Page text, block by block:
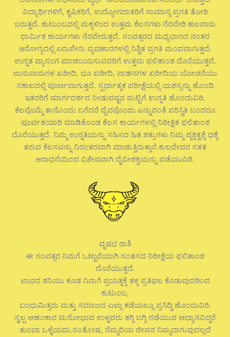
ವಿದ್ಯಾರ್ಥಿಗಳಿಗೆ, ಕೃಷಿಕರಿಗೆ, ಉದ್ಯೋಗದಾತರಿಗೆ ಸಾಮಾನ್ಯ ಪ್ರಗತಿ ತೋರಿ
ಬರುತ್ತದೆ. ಕುಟುಂಬದಲ್ಲಿ ಮಕ್ಕಳಿಂದ ಉತ್ತಮ ಕೆಲಸಗಳು ನೆರವೇರಿ ಹಲವಾರು
ಧಾರ್ಮಿಕ ಕಾರ್ಯಗಳು ನೆರವೇರುತ್ತದೆ. ಸಂವತ್ಸರದ ಮಧ್ಯಭಾಗದ ನಂತರ
ಆರೋಗ್ಯದಲ್ಲಿ ಏರುಪೇರು ವ್ಯವಹಾರಗಳಲ್ಲಿ ನಿಶ್ಚಿತ ಪ್ರಗತಿ ಮಂದವಾಗುತ್ತದೆ.
ಉನ್ನತ ವ್ಯಾಸಂಗ ಮಾಡಬಯಸುವವರಿಗೆ ಉತ್ತಮ ಫಲಿತಾಂಶ ದೊರೆಯುತ್ತದೆ.
ಜಾನುವಾರುಗಳ ಖರೀದಿ, ಭೂ ಖರೀದಿ, ವಾಹನಗಳ ಖರೀದಿಯ ಯೋಚನೆಯು
ಸಕಾಲದಲ್ಲಿ ಪೂರ್ಣವಾಗುತ್ತದೆ. ಸ್ಪರ್ಧಾತ್ಮಕ ಪರೀಕ್ಷೆಯಲ್ಲಿ ಯಶಸ್ಸನ್ನು ಹೊಂದಿ
ಇತರರಿಗೆ ಮಾರ್ಗದರ್ಶನ ನೀಡುವಷ್ಟರ ಮಟ್ಟಿಗೆ ಉನ್ನತಿ ಹೊಂದುವಿರಿ.
ಕೆಲವೊಮ್ಮೆ ತಾನೊಂದು ಬಗೆದರೆ ದೈವವೊಂದು ಎನ್ನುವಂತೆ ಪರಿಸ್ಥಿತಿ ಬಂದರೂ
ಪೂರ್ವತಯಾರಿ ಮಾಡಿಕೊಂಡ ಕೆಲಸ ಕಾರ್ಯಗಳಲ್ಲಿ ನಿರೀಕ್ಷಿತ ಫಲಿತಾಂಶ
ದೊರೆಯುತ್ತದೆ. ನಿಮ್ಮ ಉನ್ನತಿಯನ್ನು ಸಹಿಸದ ಹಿತ ಶತ್ರುಗಳು ನಿಮ್ಮ ವ್ಯಕ್ತಿತ್ವಕ್ಕೆ ಧಕ್ಕೆ
ತರುವ ಕೆಲಸವನ್ನು ನಿರಂತರವಾಗಿ ಮಾಡುತ್ತಿರುತ್ತಾರೆ.ಕುಲದೇವರ ಸತತ
ಆರಾಧನೆಯಿಂದ ವಿಶೇಷವಾಗಿ ದೈವೀಶಕ್ತಿಯನ್ನು ಪಡೆಯುವಿರಿ.
ವೃಷಭ ರಾಶಿ
ಈ ಸಂವತ್ಸರ ನಿಮಗೆ ಒಟ್ಟಾರೆಯಾಗಿ ಸಂತಸದ ನಿರೀಕ್ಷೆಯ ಫಲಿತಾಂಶ
ದೊರೆಯುತ್ತದೆ.
ಲಾಭದ ಶನಿಯು ಕೂಡ ನಿಮಗೆ ಪ್ರಯತ್ನಕ್ಕೆ ತಕ್ಕ ಪ್ರತಿಫಲ ಕೊಡುವುದರಿಂದ
ಕುಟುಂಬ,
ಬಂಧುಮಿತ್ರರು ಮತ್ತು ಸಮಾಜದ ಎಲ್ಲಾ ಕಡೆಯಲ್ಲೂ ಪ್ರಸಿದ್ಧಿ ಹೊಂದುವಿರಿ.
ಸ್ವಲ್ಪ ಅಹಂಕಾರ ಮನೋಭಾವ ಉಳ್ಳವರು ತಗ್ಗಿ ಬಗ್ಗಿ ನಡೆಯುವ ಅಭ್ಯಾಸವಿದ್ದರೆ
ತುಂಬಾ ಒಳ್ಳೆಯದು.ಸಂತೋಷ, ನೆಮ್ಮದಿಯ ಜೀವನ ನಿಮ್ಮದಾಗುವುದಲ್ಲದೆ